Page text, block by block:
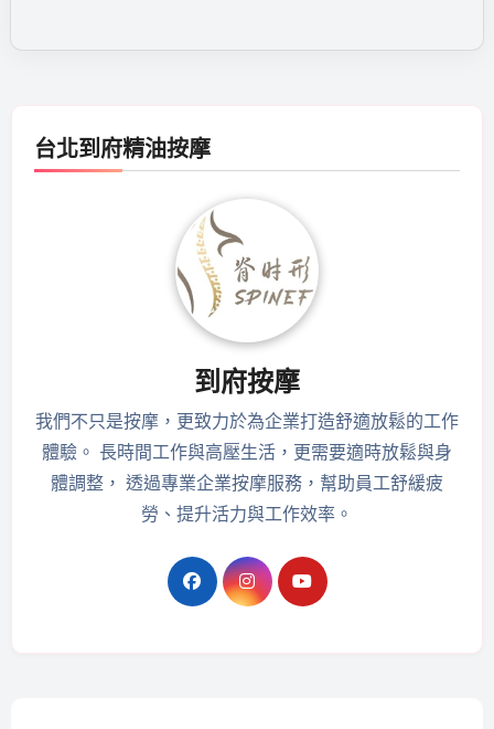
台北到府精油按摩
到府按摩
我們不只是按摩，更致力於為企業打造舒適放鬆的工作
體驗。 長時間工作與高壓生活，更需要適時放鬆與身
體調整， 透過專業企業按摩服務，幫助員工舒緩疲
勞、提升活力與工作效率。